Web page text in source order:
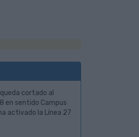
cortado al
en sentido Campus
activado la Línea 27